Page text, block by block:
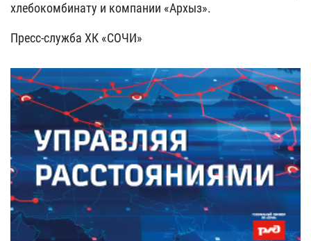
хлебокомбинату и компании «Архыз».
Пресс-служба ХК «СОЧИ»